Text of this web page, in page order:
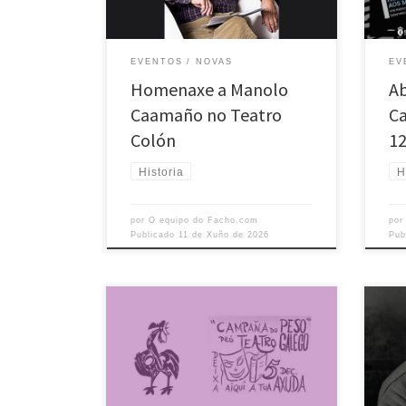
Facho entre 1966 e 1978. A través deste
acto, diversas persoas e institucións
queren recoñecer a contribución de
EVENTOS NOVAS
Homenaxe a Manolo
Caamaño no Teatro
Colón
Historia
porO equipo do Facho.com
Publicado 11 de Xuño de 2026
Traballadora, o 8 de marzo, é unha
xornada de memoria e de
recoñecemento. Tamén no ámbito das
asociacións culturais galegas houbo